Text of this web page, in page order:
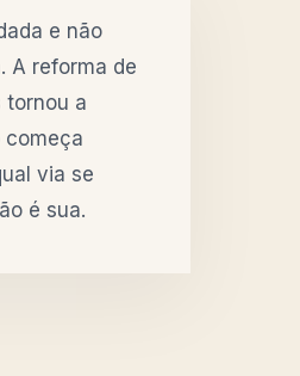
e não
A reforma de
tornou a
começa
via se
é sua.